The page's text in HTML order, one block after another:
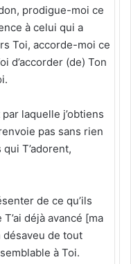
prodigue-moi ce
à celui qui a
Toi, accorde-moi ce
d’accorder (de) Ton
laquelle j’obtiens
pas sans rien
T’adorent,
de ce qu’ils
déjà avancé [ma
de tout
à Toi.